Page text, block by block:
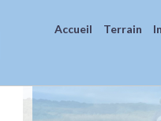
Accueil Terrain